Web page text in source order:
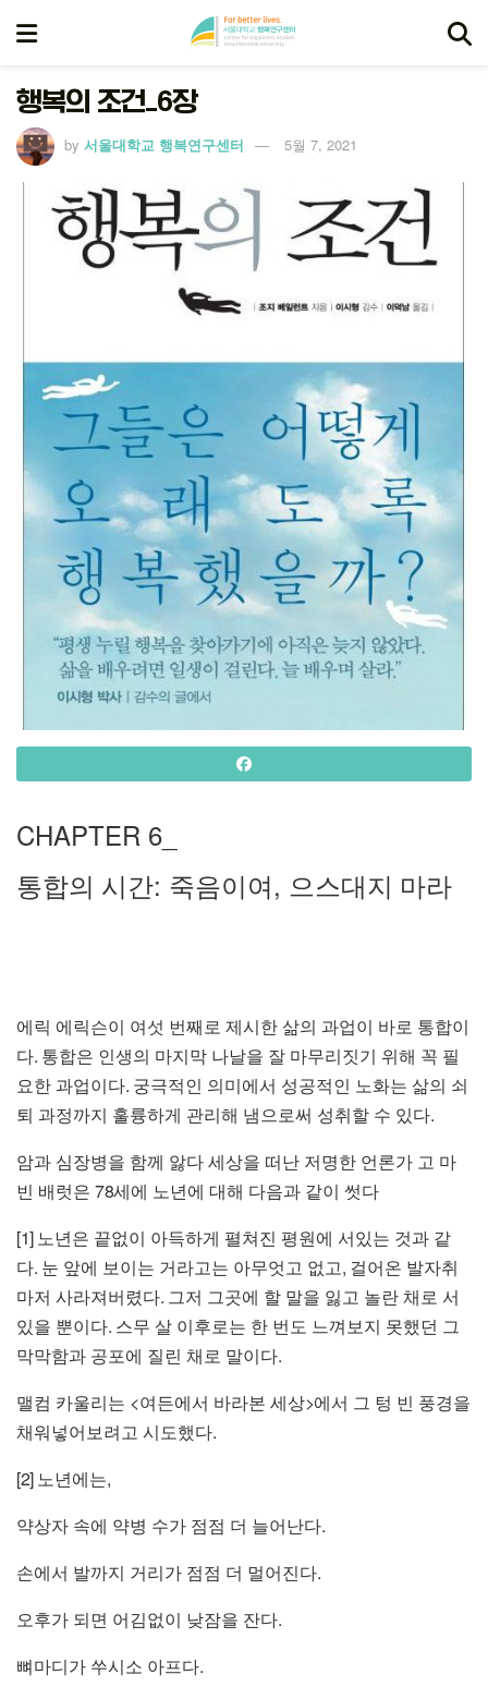
행복의 조건_6장
by 서울대학교 행복연구센터 5월 7, 2021
CHAPTER 6_
통합의 시간: 죽음이여 , 으스대지 마라
에릭 에릭슨이 여섯 번째로 제시한 삶의 과업이 바로 통합이
다. 통합은 인생의 마지막 나날을 잘 마무리짓기 위해 꼭 필
요한 과업이다. 궁극적인 의미에서 성공적인 노화는 삶의 쇠
퇴 과정까지 훌륭하게 관리해 냄으로써 성취할 수 있다.
암과 심장병을 함께 앓다 세상을 떠난 저명한 언론가 고 마
빈 배럿은 78세에 노년에 대해 다음과 같이 썻다
[1] 노년은 끝없이 아득하게 펼쳐진 평원에 서있는 것과 같
다. 눈 앞에 보이는 거라고는 아무엇고 없고, 걸어온 발자취
마저 사라져버렸다. 그저 그곳에 할 말을 잃고 놀란 채로 서
있을 뿐이다. 스무 살 이후로는 한 번도 느껴보지 못했던 그
막막함과 공포에 질린 채로 말이다.
맬컴 카울리는 <여든에서 바라본 세상>에서 그 텅 빈 풍경을
채워넣어보려고 시도했다.
[2] 노년에는,
약상자 속에 약병 수가 점점 더 늘어난다.
손에서 발까지 거리가 점점 더 멀어진다.
오후가 되면 어김없이 낮잠을 잔다.
뼈마디가 쑤시소 아프다.